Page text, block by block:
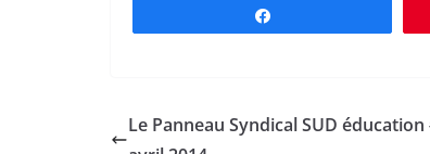
Le Panneau Syndical SUD